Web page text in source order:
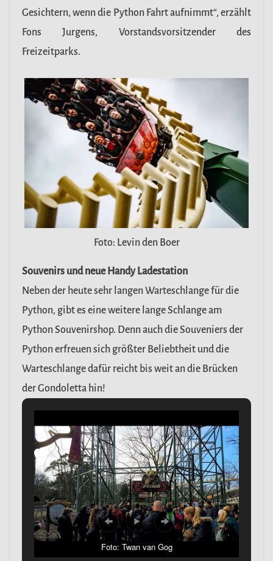
Gesichtern, wenn die Python Fahrt aufnimmt“, erzählt
Fons Jurgens, Vorstandsvorsitzender des
Freizeitparks.
Foto: Levin den Boer
Souvenirs und neue Handy Ladestation
Neben der heute sehr langen Warteschlange für die
Python, gibt es eine weitere lange Schlange am
Python Souvenirshop. Denn auch die Souveniers der
Python erfreuen sich größter Beliebtheit und die
Warteschlange dafür reicht bis weit an die Brücken
der Gondoletta hin!
Foto: Twan van Gog